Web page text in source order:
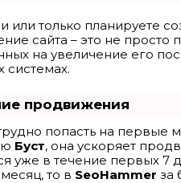
или только планируете
сайта – это не просто
на увеличение его
системах.
продвижения
попасть на первые
Буст, она ускоряет
уже в течение первых 7
то в SeoHammer за